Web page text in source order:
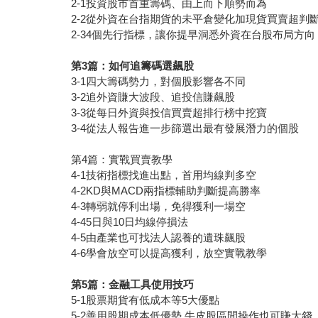
2-1投資股市首重籌碼、由上而下順勢而為
2-2從外資在台指期貨的未平倉變化加現貨買賣超判
2-34個先行指標，讓你提早洞悉外資在台股布局方向
第3篇：如何追籌碼選飆股
3-1四大籌碼勢力，對個股影響各不同
3-2追外資賺大波段、追投信賺飆股
3-3從每日外資與投信買賣超排行榜中挖寶
3-4從法人報告進一步篩選出最有發展潛力的個股
第4篇：實戰買賣教學
4-1技術指標找進出點，首用均線判多空
4-2KD與MACD兩指標輔助判斷提高勝率
4-3轉弱就停利出場，免得獲利一場空
4-45日與10日均線停損法
4-5由產業也可找法人認養的遺珠飆股
4-6學會放空可以提高獲利，放空實戰教學
第5篇：金融工具使用技巧
5-1股票期貨有低成本等5大優點